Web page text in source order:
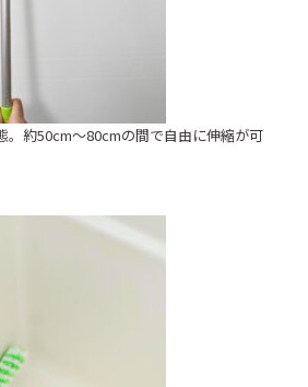
。約50cm～80cmの間で自由に伸縮が可